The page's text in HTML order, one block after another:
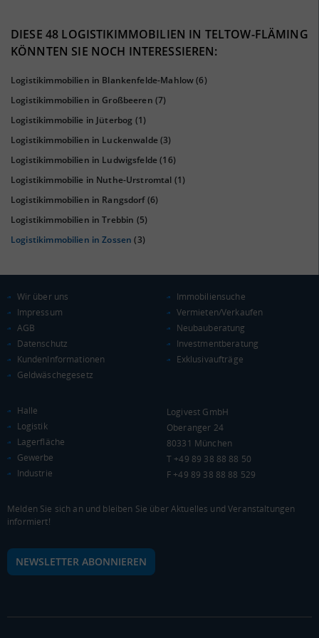
42%
Euro pro Kopf
KAUFKRAFT - EURO PRO KOPF
0 €
20.099 €
Landkreis / Kreisfreie Stadt
Bundesland
Deutschland
WIRTSCHAFTSKRAFT (STAND: 2018)
BRUTTOINLANDSPRODUKT
Gesamt
5.966.851 Tsd. € 74.621 €
DIESE 48 LOGISTIKIMMOBILIEN IN TELTOW-FLÄMING
KÖNNTEN SIE NOCH INTERESSIEREN:
Logistikimmobilien in Blankenfelde-Mahlow(6)
Logistikimmobilien in Großbeeren (7)
Logistikimmobilie in Jüterbog (1)
Logistikimmobilien in Luckenwalde(3)
Logistikimmobilien in Ludwigsfelde(16)
Logistikimmobilie in Nuthe-Urstromtal (1)
Logistikimmobilien in Rangsdorf(6)
Logistikimmobilien in Trebbin (5)
Logistikimmobilien in Zossen (3)
Wir über uns
Impressum
AGB
Datenschutz
KundenInformationen
Geldwäschegesetz
Immobiliensuche
Vermieten/Verkaufen
Neubauberatung
Investmentberatung
Exklusivaufträge
Halle
Logistik
Lagerfläche
Gewerbe
Industrie
Logivest GmbH
Oberanger 24
80331 München
T +49 89 38 88 88 50
F +49 89 38 88 88 529
Melden Sie sich an und bleiben Sie über Aktuelles und Veranstaltungen
informiert!
NEWSLETTER ABONNIEREN